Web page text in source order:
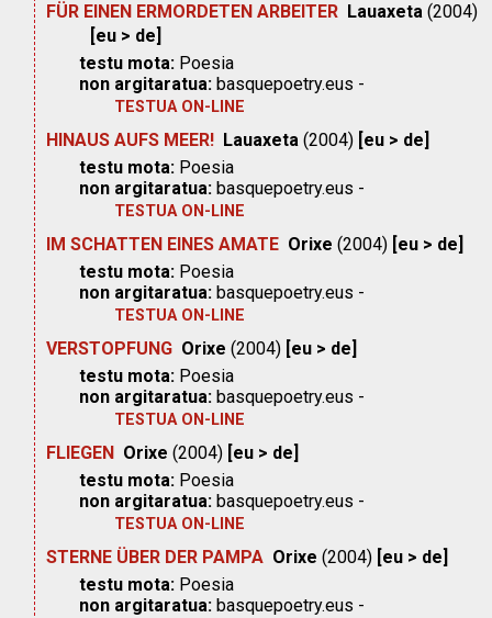
FÜR EINEN ERMORDETEN ARBEITER Lauaxeta (2004)
[eu > de]
testu mota: Poesia
non argitaratua: basquepoetry.eus -
TESTUA ON-LINE
HINAUS AUFS MEER! Lauaxeta (2004) [eu > de]
testu mota: Poesia
non argitaratua: basquepoetry.eus -
TESTUA ON-LINE
IM SCHATTEN EINES AMATE Orixe (2004) [eu > de]
testu mota: Poesia
non argitaratua: basquepoetry.eus -
TESTUA ON-LINE
VERSTOPFUNG Orixe (2004) [eu > de]
testu mota: Poesia
non argitaratua: basquepoetry.eus -
TESTUA ON-LINE
FLIEGEN Orixe (2004) [eu > de]
testu mota: Poesia
non argitaratua: basquepoetry.eus -
TESTUA ON-LINE
STERNE ÜBER DER PAMPA Orixe (2004) [eu > de]
testu mota: Poesia
non argitaratua: basquepoetry.eus -